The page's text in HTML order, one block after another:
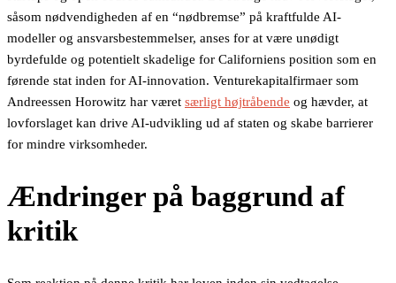
såsom nødvendigheden af en “nødbremse” på kraftfulde AI-
modeller og ansvarsbestemmelser, anses for at være unødigt
byrdefulde og potentielt skadelige for Californiens position som en
førende stat inden for AI-innovation. Venturekapitalfirmaer som
Andreessen Horowitz har været særligt højtråbende og hævder, at
lovforslaget kan drive AI-udvikling ud af staten og skabe barrierer
for mindre virksomheder.
Ændringer på baggrund af
kritik